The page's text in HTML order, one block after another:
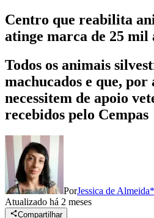
Centro que reabilita
atinge marca de 25 mil
Todos os animais
machucados e que,
necessitem de apoio
recebidos pelo Cempas
PorJessica de Almeida*
Atualizado há 2 meses
Compartilhar